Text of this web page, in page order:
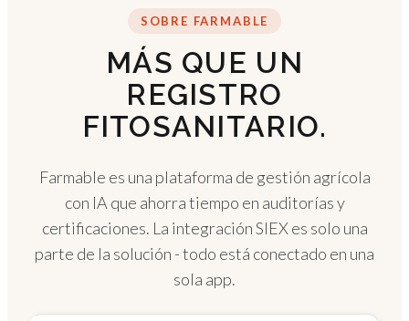
SOBRE FARMABLE
MÁS QUE UN
REGISTRO
FITOSANITARIO.
Farmable es una plataforma de gestión agrícola
con IA que ahorra tiempo en auditorías y
certificaciones. La integración SIEX es solo una
parte de la solución - todo está conectado en una
sola app.